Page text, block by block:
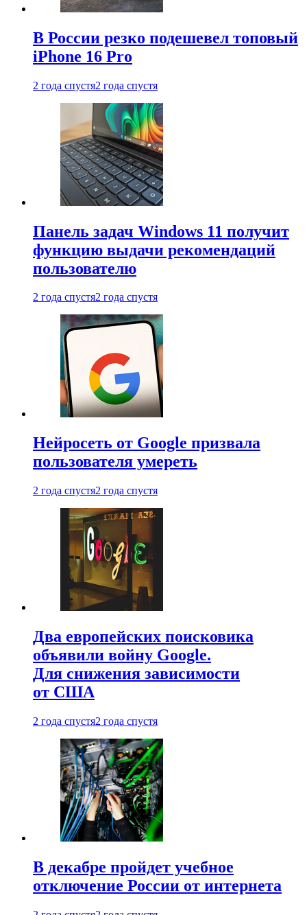
В России резко подешевел топовый
iPhone 16 Pro
2 года спустя2 года спустя
Панель задач Windows 11 получит
функцию выдачи рекомендаций
пользователю
2 года спустя2 года спустя
Нейросеть от Google призвала
пользователя умереть
2 года спустя2 года спустя
Два европейских поисковика
объявили войну Google.
Для снижения зависимости
от США
2 года спустя2 года спустя
В декабре пройдет учебное
отключение России от интернета